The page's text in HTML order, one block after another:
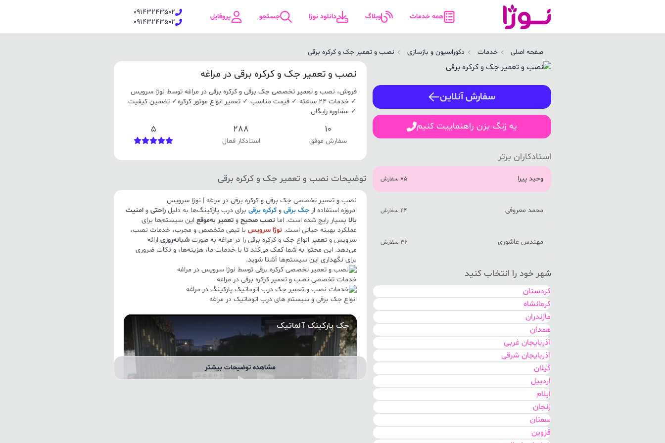
همه خدمات وبلاگ دانلود نوژا جستجو پروفایل
09143243502
09143243502
صفحه اصلی خدمات دکوراسیون و بازسازی نصب و تعمیر جک و کرکره برقی
سفارش آنلاین
یه زنگ بزن راهنماییت کنیم
ورود / ثبت نام
شماره همراه
ورود
استادکاران برتر
وحید پیرا 75 سفارش
محمد معروفی 44 سفارش
مهندس عاشوری 36 سفارش
شهر خود را انتخاب کنید
کردستان
کرمانشاه
مازندران
همدان
آذربایجان غربی
آذربایجان شرقی
گیلان
اردبیل
ایلام
زنجان
سمنان
قزوین
نصب و تعمیر جک و کرکره برقی در مراغه
فروش، نصب و تعمیر تخصصی جک برقی و کرکره برقی در مراغه توسط نوژا سرویس
✓ خدمات 24 ساعته ✓ قیمت مناسب ✓ تعمیر انواع موتور کرکره✓ تضمین کیفیت
✓ مشاوره رایگان
10
سفارش موفق
288
استادکار فعال
5
توضیحات نصب و تعمیر جک و کرکره برقی
نصب و تعمیر تخصصی جک برقی و کرکره برقی در مراغه | نوژا سرویس
امروزه استفاده ازجک برقی وکرکره برقی برای درب پارکینگ‌ها به دلیلراحتی وامنیت
بالا بسیار رایج شده است. امانصب صحیح وتعمیر به‌موقع این سیستم‌ها برای
عملکرد بهینه حیاتی است.نوژا سرویس با تیمی متخصص و مجرب، خدمات نصب،
سرویس و تعمیر انواع جک و کرکره برقی را در مراغه به صورتشبانه‌روزی ارائه
می‌دهد. این محتوا به شما کمک می‌کند تا با خدمات ما، هزینه‌ها، و نکات ضروری
برای نگهداری این سیستم‌ها آشنا شوید.
خدمات تخصصی نصب و تعمیر کرکره برقی در مراغه
انواع جک برقی و سیستم های درب اتوماتیک در مراغه
مشاهده توضیحات بیشتر